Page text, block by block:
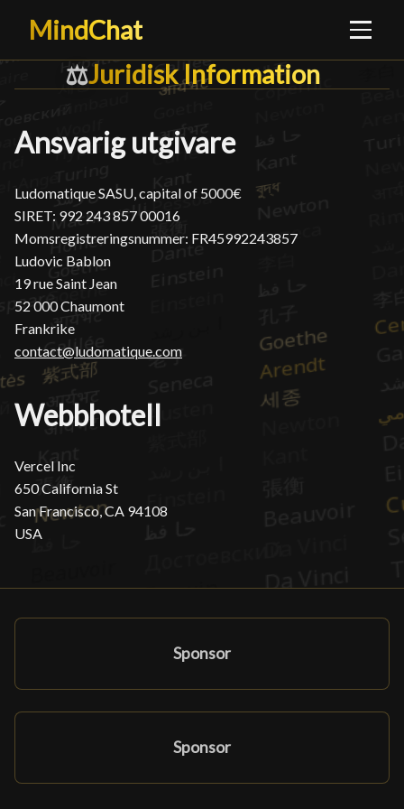
MindChat
⚖️Juridisk Information
Juridisk Information
Ansvarig utgivare
Ludomatique SASU, capital of 5000€
SIRET: 992 243 857 00016
Momsregistreringsnummer: FR45992243857
Ludovic Bablon
19 rue Saint Jean
52 000 Chaumont
Frankrike
contact@ludomatique.com
Webbhotell
Vercel Inc
650 California St
San Francisco, CA 94108
USA
Sponsor
Sponsor